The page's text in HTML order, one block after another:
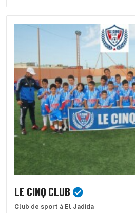
LE CINQ CLUB
Club de sport à El Jadida